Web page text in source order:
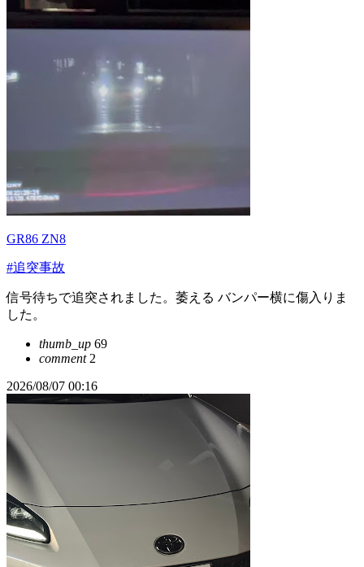
GR86 ZN8
#追突事故
信号待ちで追突されました。萎える バンパー横に傷入りま
した。
thumb_up 69
comment2
2026/08/07 00:16